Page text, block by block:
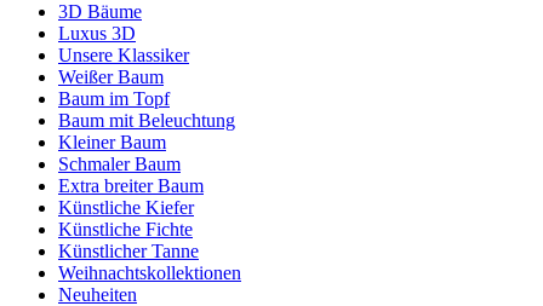
3D Bäume
Luxus 3D
Unsere Klassiker
Weißer Baum
Baum im Topf
Baum mit Beleuchtung
Kleiner Baum
Schmaler Baum
Extra breiter Baum
Künstliche Kiefer
Künstliche Fichte
Künstlicher Tanne
Weihnachtskollektionen
Neuheiten